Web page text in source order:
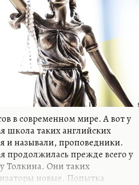
в современном мире. А вот у
школа таких английских
и называли, проповедники.
продолжилась прежде всего у
Толкина. Они таких
новые. Попытка